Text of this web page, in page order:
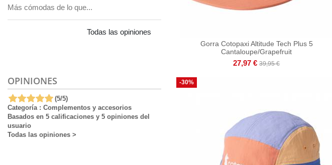
Gorra Cotopaxi Altitude Tech Plus 5
Cantaloupe/Grapefruit
27,97 € 39,95 €
-30%
Más cómodas de lo que...
Todas las opiniones
OPINIONES
(5/5)
Categoría : Complementos y accesorios
Basados en 5 calificaciones y 5 opiniones del
usuario
Todas las opiniones >